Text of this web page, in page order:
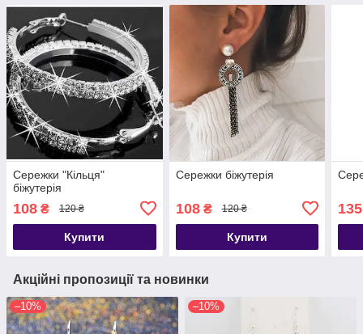
Сережки "Кільця"
біжутерія
108 ₴ 120 ₴
Купити
Сережки біжутерія
108₴ 120 ₴
Купити
135
Акційні пропозиції та новинки
–10% –10%